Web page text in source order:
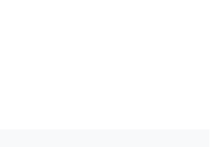
VERLIEST VAN